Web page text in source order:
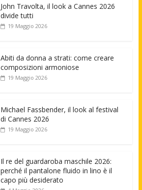
John Travolta, il look a Cannes 2026
divide tutti
19 Maggio 2026
Abiti da donna a strati: come creare
composizioni armoniose
19 Maggio 2026
Michael Fassbender, il look al festival
di Cannes 2026
19 Maggio 2026
Il re del guardaroba maschile 2026:
perché il pantalone fluido in lino è il
capo più desiderato